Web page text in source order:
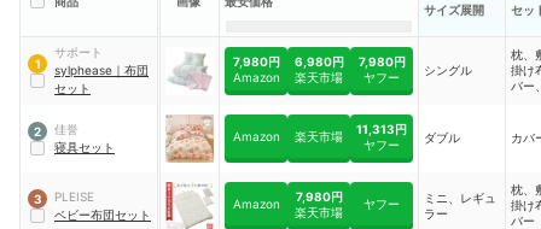
サイズ展開 セッ
1
サポート
sylphease ｜ 布団
セット
7,980円
Amazon
6,980円
楽天市場
7,980円
ヤフー
シングル
枕、
掛け
バー
2
佳誉
寝具セット
Amazon 楽天市場
11,313円
ヤフー
ダブル カバ
3
PLEISE
ベビー布団セット
Amazon
7,980円
楽天市場
ヤフー
ミニ、レギュ
ラー
枕、
掛け
バー